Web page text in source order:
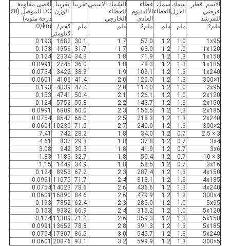
الاسم: قطر
عرضي
للمرشد
سمك
العزل
سمك
الغطاء
غطاء
الألمنيوم
العادي
السُمك الاسمي
للغطاء
الخارجي
تقريباً. تقريباً.
الوزن
أقصى مقاومة
DC للموصل (20
درجة مئوية)
ملم2 ملم ملم ملم2 ملم ملم
كجم/
كيلومتر
Ω/km
1x95
1.0
1.2
57.0
1.7
30.1
1682
0.193
1x120
1.0
1.2
63.0
1.7
31.7
1956
0.153
1x150
1.3
1.2
71.9
1.8
34.3
2334
0.124
1x185
1.3
1.2
78.3
1.8
36.0
2745
0.0991
1x240
1.3
1.2
109.1
1.9
38.9
3422
0.0754
1×300
1.3
1.2
120.0
2.0
41.4
4106
0.0601
2x95
1.0
1.2
114.0
2.0
47.4
4039
0.193
2x120
1.0
1.2
126.1
2.1
50.4
4741
0.153
2x150
1.3
1.2
143.7
2.2
55.8
5752
0.124
2x185
1.3
1.2
156.5
2.3
60.0
6809
0.0991
2x240
1.3
1.2
218.3
2.5
66.0
8547
0.0754
2×300
1.3
1.2
240.0
2.7
71.0
10230
0.0601
3 × 2.5
0.7
1.2
34.0
1.8
28.2
742
7.41
3x4
0.7
1.2
37.8
1.8
29.3
837
4.61
3x6
0.7
1.2
41.9
1.8
30.3
942
3.08
3 × 10
0.7
1.2
50.4
1.8
32.7
1183
1.83
3x16
0.7
1.2
58.5
1.8
34.9
1449
1.15
4x150
1.3
1.2
287.4
2.3
67.2
8953
0.124
4x185
1.3
1.2
313.1
2.4
71.7
11075
0.0991
4x240
1.3
1.2
436.6
2.6
78.6
14023
0.0754
4×300
1.3
1.2
479.9
2.6
84.6
16890
0.0601
5x95
1.0
1.2
285.0
2.3
62.4
7852
0.193
5x120
1.0
1.2
315.2
2.4
66.9
9332
0.153
5x150
1.3
1.2
359.3
2.6
71.4
11389
0.124
5x185
1.3
1.2
391.3
2.8
78.8
13652
0.0991
5x240
1.3
1.2
545.7
3.0
86.5
17307
0.0754
5×300
1.3
1.2
599.9
3.2
93.1
20876
0.0601